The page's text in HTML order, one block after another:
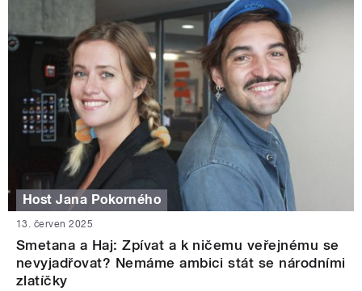
Host Jana Pokorného
13. červen 2025
Smetana a Haj: Zpívat a k ničemu veřejnému se
nevyjadřovat? Nemáme ambici stát se národními
zlatíčky